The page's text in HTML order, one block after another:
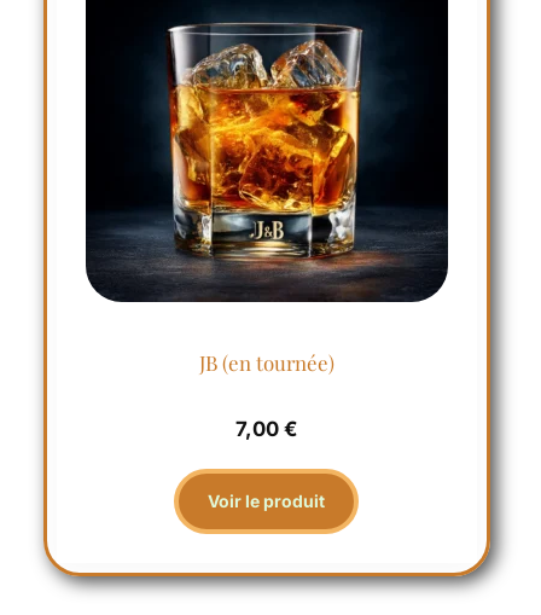
JB (en tournée)
7,00€
Voir le produit